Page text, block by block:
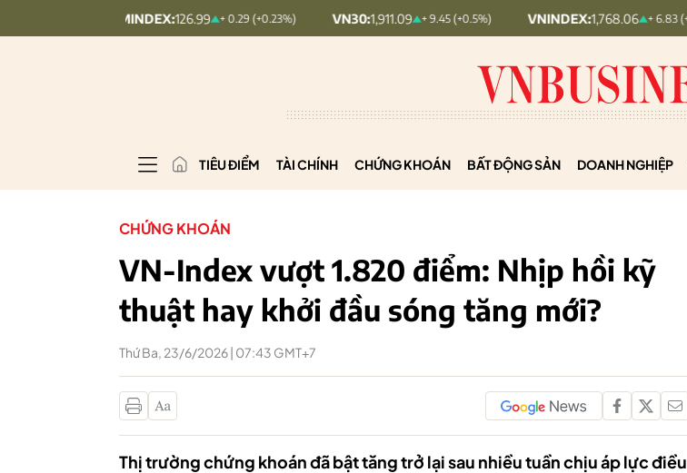
126.99 + 0.29 (+0.23%) VN30: 1,911.09 + 9.45 (+0.5%) VNINDEX: 1,768.06 + 6.83 (+0.39%)
TIÊU ĐIỂM TÀI CHÍNH CHỨNG KHOÁN BẤT ĐỘNG SẢN DOANH NGHIỆP
CHỨNG KHOÁN
VN-Index vượt 1.820 điểm: Nhịp hồi kỹ
thuật hay khởi đầu sóng tăng mới?
Thứ Ba, 23/6/2026 | 07:43 GMT+7
Thị trường chứng khoán đã bật tăng trở lại sau nhiều tuần chịu áp lực điều